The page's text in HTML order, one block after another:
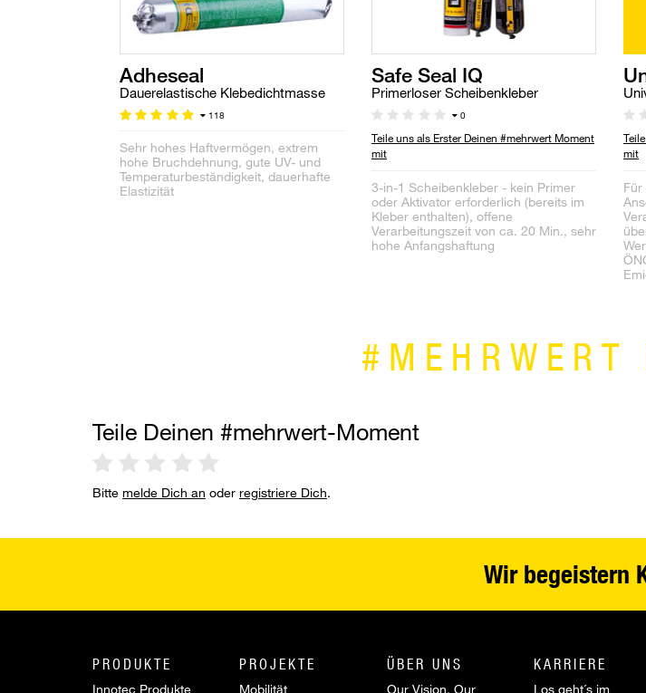
Adheseal
Dauerelastische Klebedichtmasse
118
Sehr hohes Haftvermögen, extrem
hohe Bruchdehnung, gute UV- und
Temperaturbeständigkeit, dauerhafte
Elastizität
Safe Seal IQ
Primerloser Scheibenkleber
0
Teile uns als Erster Deinen #mehrwert Moment
mit
3-in-1 Scheibenkleber - kein Primer
oder Aktivator erforderlich (bereits im
Kleber enthalten), offene
Verarbeitungszeit von ca. 20 Min., sehr
hohe Anfangshaftung
mit
#MEHRWERT
Teile Deinen #mehrwert-Moment
Bitte melde Dich an oder registriere Dich.
Wir begeistern
PRODUKTE
Innotec Produkte
PROJEKTE
Mobilität
ÜBER UNS
Our Vision. Our
KARRIERE
Los geht´s im